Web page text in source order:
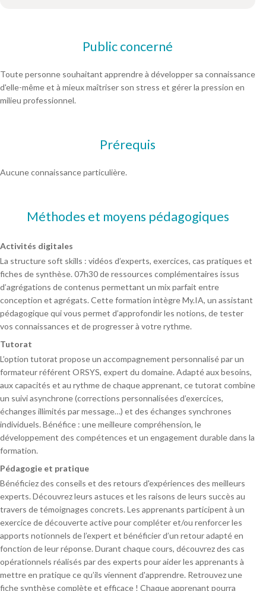
Public concerné
Toute personne souhaitant apprendre à développer sa connaissance
d'elle-même et à mieux maîtriser son stress et gérer la pression en
milieu professionnel.
Prérequis
Aucune connaissance particulière.
Méthodes et moyens pédagogiques
Activités digitales
La structure soft skills : vidéos d’experts, exercices, cas pratiques et
fiches de synthèse. 07h30 de ressources complémentaires issus
d’agrégations de contenus permettant un mix parfait entre
conception et agrégats. Cette formation intègre My.IA, un assistant
pédagogique qui vous permet d’approfondir les notions, de tester
vos connaissances et de progresser à votre rythme.
Tutorat
L’option tutorat propose un accompagnement personnalisé par un
formateur référent ORSYS, expert du domaine. Adapté aux besoins,
aux capacités et au rythme de chaque apprenant, ce tutorat combine
un suivi asynchrone (corrections personnalisées d’exercices,
échanges illimités par message…) et des échanges synchrones
individuels. Bénéfice : une meilleure compréhension, le
développement des compétences et un engagement durable dans la
formation.
Pédagogie et pratique
Bénéficiez des conseils et des retours d'expériences des meilleurs
experts. Découvrez leurs astuces et les raisons de leurs succès au
travers de témoignages concrets. Les apprenants participent à un
exercice de découverte active pour compléter et/ou renforcer les
apports notionnels de l’expert et bénéficier d’un retour adapté en
fonction de leur réponse. Durant chaque cours, découvrez des cas
opérationnels réalisés par des experts pour aider les apprenants à
mettre en pratique ce qu’ils viennent d'apprendre. Retrouvez une
fiche synthèse complète et efficace ! Chaque apprenant pourra